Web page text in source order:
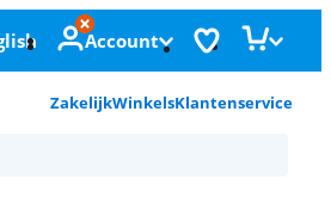
Account
ZakelijkWinkelsKlantenservice